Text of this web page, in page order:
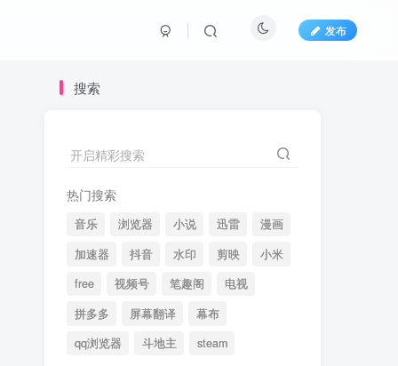
发布
搜索
开启精彩搜索
热门搜索
音乐 浏览器 小说 迅雷
漫画
加速器
抖音 水印 剪映
小米
free
视频号 笔趣阁
电视
拼多多
屏幕翻译
幕布
qq浏览器
斗地主 steam